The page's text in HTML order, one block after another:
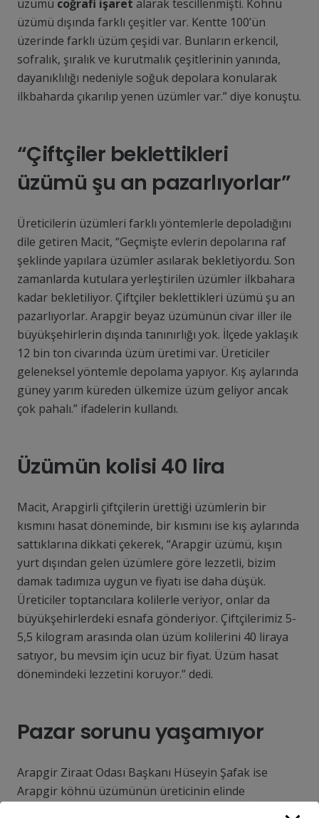
üzümü coğrafi işaret alarak tescillenmişti. Köhnü
üzümü dışında farklı çeşitler var. Kentte 100’ün
üzerinde farklı üzüm çeşidi var. Bunların erkencil,
sofralık, şıralık ve kurutmalık çeşitlerinin yanında,
dayanıklılığı nedeniyle soğuk depolara konularak
ilkbaharda çıkarılıp yenen üzümler var.” diye konuştu.
“Çiftçiler beklettikleri
üzümü şu an pazarlıyorlar”
Üreticilerin üzümleri farklı yöntemlerle depoladığını
dile getiren Macit, “Geçmişte evlerin depolarına raf
şeklinde yapılara üzümler asılarak bekletiyordu. Son
zamanlarda kutulara yerleştirilen üzümler ilkbahara
kadar bekletiliyor. Çiftçiler beklettikleri üzümü şu an
pazarlıyorlar. Arapgir beyaz üzümünün civar iller ile
büyükşehirlerin dışında tanınırlığı yok. İlçede yaklaşık
12 bin ton civarında üzüm üretimi var. Üreticiler
geleneksel yöntemle depolama yapıyor. Kış aylarında
güney yarım küreden ülkemize üzüm geliyor ancak
çok pahalı.” ifadelerin kullandı.
Üzümün kolisi 40 lira
Macit, Arapgirli çiftçilerin ürettiği üzümlerin bir
kısmını hasat döneminde, bir kısmını ise kış aylarında
sattıklarına dikkati çekerek, “Arapgir üzümü, kışın
yurt dışından gelen üzümlere göre lezzetli, bizim
damak tadımıza uygun ve fiyatı ise daha düşük.
Üreticiler toptancılara kolilerle veriyor, onlar da
büyükşehirlerdeki esnafa gönderiyor. Çiftçilerimiz 5-
5,5 kilogram arasında olan üzüm kolilerini 40 liraya
satıyor, bu mevsim için ucuz bir fiyat. Üzüm hasat
dönemindeki lezzetini koruyor.” dedi.
Pazar sorunu yaşamıyor
Arapgir Ziraat Odası Başkanı Hüseyin Şafak ise
Arapgir köhnü üzümünün üreticinin elinde